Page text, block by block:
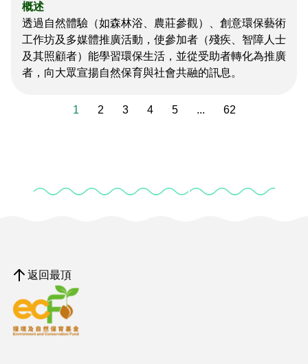
概述
透過自然體驗（如森林浴、農莊參觀）、創意環保藝術
工作坊及多媒體推廣活動，使參加者（殘疾、智障人士
及其照顧者）能學習環保生活，並從受助者轉化為推廣
者，向大眾宣揚自然保育與社會共融的訊息。
1 2 3 4 5 ... 62
返回最頂